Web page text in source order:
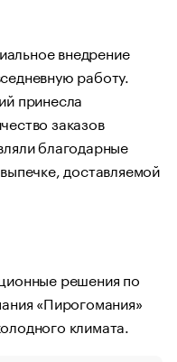
внедрение
работу.
принесла
заказов
благодарные
доставляемой
решения по
«Пирогомания»
климата.